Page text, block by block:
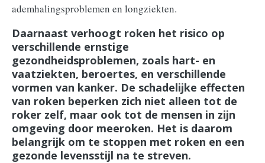
ademhalingsproblemen en longziekten.
Daarnaast verhoogt roken het risico op
verschillende ernstige
gezondheidsproblemen, zoals hart- en
vaatziekten, beroertes, en verschillende
vormen van kanker. De schadelijke effecten
van roken beperken zich niet alleen tot de
roker zelf, maar ook tot de mensen in zijn
omgeving door meeroken. Het is daarom
belangrijk om te stoppen met roken en een
gezonde levensstijl na te streven.